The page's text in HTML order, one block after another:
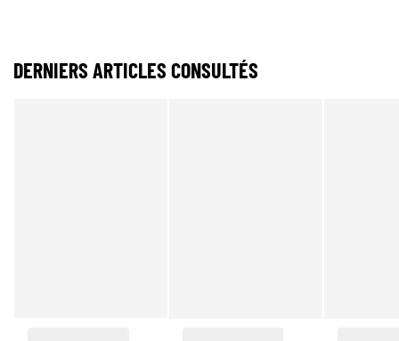
DERNIERS ARTICLES CONSULTÉS